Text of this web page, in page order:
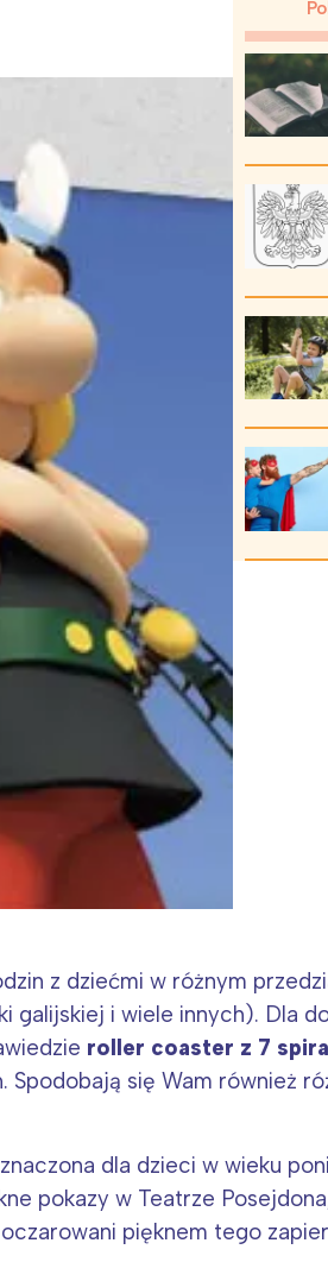
ul
z dziećmi w różnym
galijskiej i wiele innych). Dla
roller coaster z 7
Spodobają się Wam również
dla dzieci w wieku
pokazy w Teatrze
pięknem tego